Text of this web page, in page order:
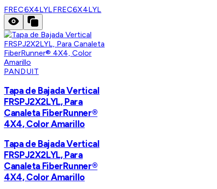
FREC6X4LYLFREC6X4LYL
PANDUIT
Tapa de Bajada Vertical
FRSPJ2X2LYL, Para
Canaleta FiberRunner®
4X4, Color Amarillo
Tapa de Bajada Vertical
FRSPJ2X2LYL, Para
Canaleta FiberRunner®
4X4, Color Amarillo